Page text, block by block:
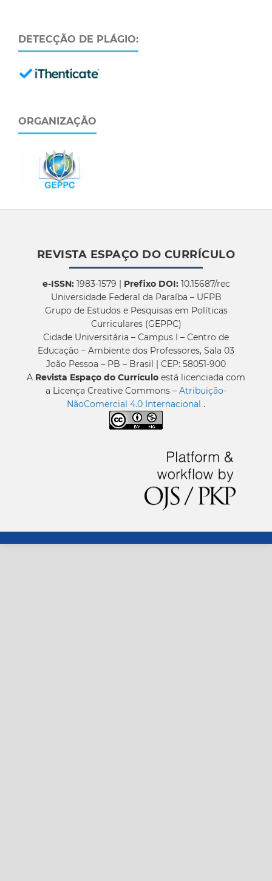
DETECÇÃO DE PLÁGIO:
ORGANIZAÇÃO
REVISTA ESPAÇO DO CURRÍCULO
e-ISSN:1983-1579 | Prefixo DOI:10.15687/rec
Universidade Federal da Paraíba – UFPB
Grupo de Estudos e Pesquisas em Políticas
Curriculares (GEPPC)
Cidade Universitária – Campus I – Centro de
Educação – Ambiente dos Professores, Sala 03
João Pessoa – PB – Brasil | CEP: 58051-900
A Revista Espaço do Currículo está licenciada com
a Licença Creative Commons – Atribuição-
NãoComercial 4.0 Internacional .